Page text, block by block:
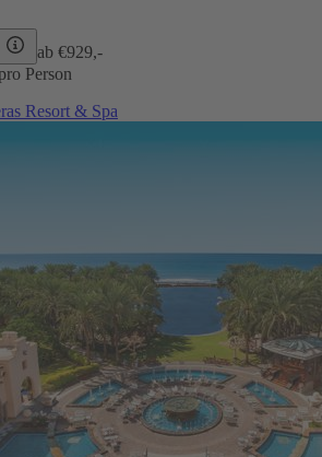
ab €929,-
Person
Resort & Spa